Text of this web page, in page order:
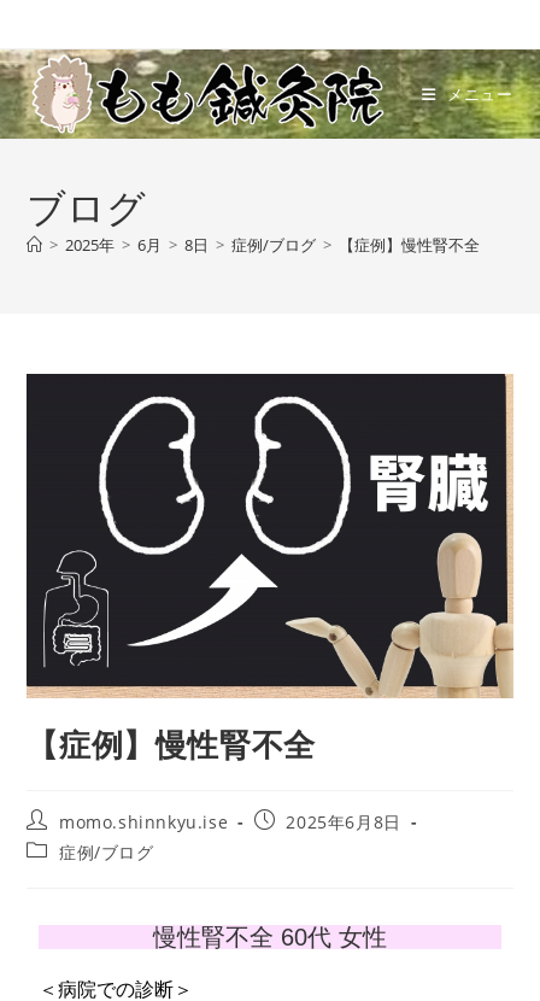
メニュー
ブログ
> 2025年 > 6月 > 8日 > 症例/ブログ > 【症例】慢性腎不全
【症例】慢性腎不全
momo.shinnkyu.ise
2025年6月8日
症例/ブログ
慢性腎不全 60代 女性
＜病院での診断＞